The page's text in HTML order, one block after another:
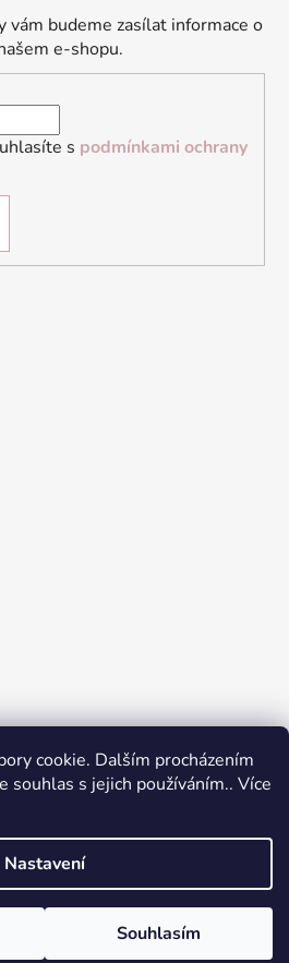
cookie. Dalším procházením
s jejich používáním.. Více
Nastavení
Souhlasím
vám budeme zasílat informace o
e-shopu.
s podmínkami ochrany
Vytvořil Shoptet